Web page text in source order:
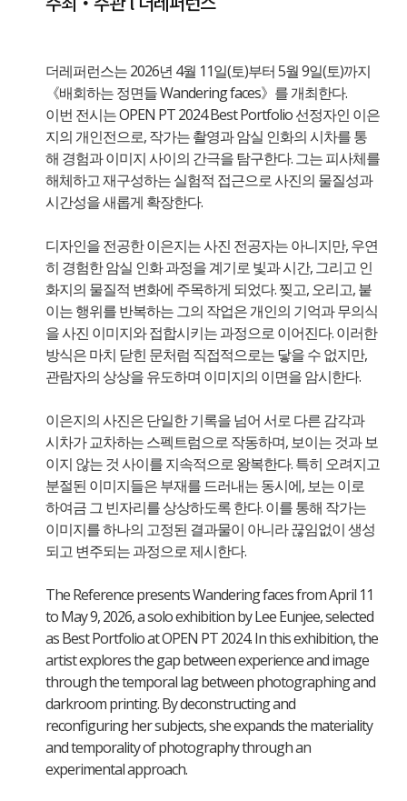
더레퍼런스는 2026년 4월 11일(토)부터 5월 9일(토)까지
《배회하는 정면들 Wandering faces》를 개최한다.
이번 전시는 OPEN PT 2024 Best Portfolio 선정자인 이은
지의 개인전으로, 작가는 촬영과 암실 인화의 시차를 통
해 경험과 이미지 사이의 간극을 탐구한다. 그는 피사체를
해체하고 재구성하는 실험적 접근으로 사진의 물질성과
시간성을 새롭게 확장한다.
디자인을 전공한 이은지는 사진 전공자는 아니지만, 우연
히 경험한 암실 인화 과정을 계기로 빛과 시간, 그리고 인
화지의 물질적 변화에 주목하게 되었다. 찢고, 오리고, 붙
이는 행위를 반복하는 그의 작업은 개인의 기억과 무의식
을 사진 이미지와 접합시키는 과정으로 이어진다. 이러한
방식은 마치 닫힌 문처럼 직접적으로는 닿을 수 없지만,
관람자의 상상을 유도하며 이미지의 이면을 암시한다.
이은지의 사진은 단일한 기록을 넘어 서로 다른 감각과
시차가 교차하는 스펙트럼으로 작동하며, 보이는 것과 보
이지 않는 것 사이를 지속적으로 왕복한다. 특히 오려지고
분절된 이미지들은 부재를 드러내는 동시에, 보는 이로
하여금 그 빈자리를 상상하도록 한다. 이를 통해 작가는
이미지를 하나의 고정된 결과물이 아니라 끊임없이 생성
되고 변주되는 과정으로 제시한다.
The Reference presents Wandering faces from April 11
to May 9, 2026, a solo exhibition by Lee Eunjee, selected
as Best Portfolio at OPEN PT 2024. In this exhibition, the
artist explores the gap between experience and image
through the temporal lag between photographing and
darkroom printing. By deconstructing and
reconfiguring her subjects, she expands the materiality
and temporality of photography through an
experimental approach.